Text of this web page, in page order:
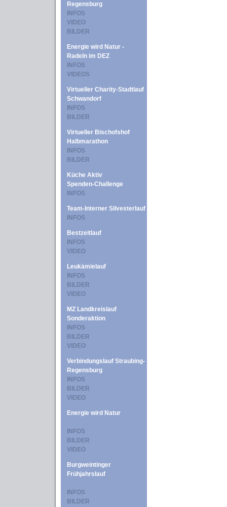
Regensburg
INFOS
VIDEO
BILDER
Energie wird Natur -
Radeln im DEZ
INFOS
VIDEOS
Virtueller Charity-Stadtlauf
Schwandorf
INFOS
BILDER
Virtueller Bischofshof
Halbmarathon
INFOS
BILDER
Küche Aktiv
Spenden-Challenge
INFOS
Team-Interner Silvesterlauf
INFOS
Bestzeitlauf
INFOS
VIDEO
Leukämielauf
INFOS
BILDER
VIDEO
MZ Landkreislauf
Sonderaktion
INFOS
BILDER
VIDEO
Verbindungslauf Straubing-
Regensburg
INFOS
BILDER
VIDEO
Energie wird Natur
INFOS
BILDER
VIDEO
Burgweintinger
Frühjahrslauf
INFOS
BILDER